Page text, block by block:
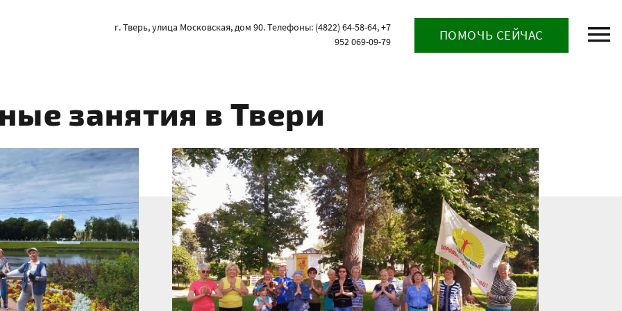
г. Тверь, улица Московская, дом 90. Телефоны: (4822) 64-58-64, +7
952 069-09-79
ПОМОЧЬ СЕЙЧАС
занятия в Твери